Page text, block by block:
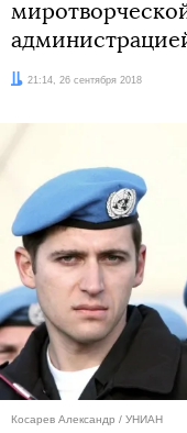
Дата:21:14, 26 сентября 2018
Косарев Александр / УНИАН